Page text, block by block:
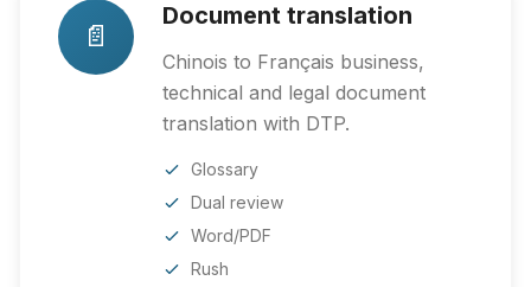
📄
Document translation
Chinois to Français business,
technical and legal document
translation with DTP.
Glossary
Dual review
Word/PDF
Rush